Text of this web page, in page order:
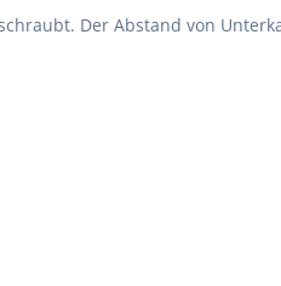
Der Abstand von